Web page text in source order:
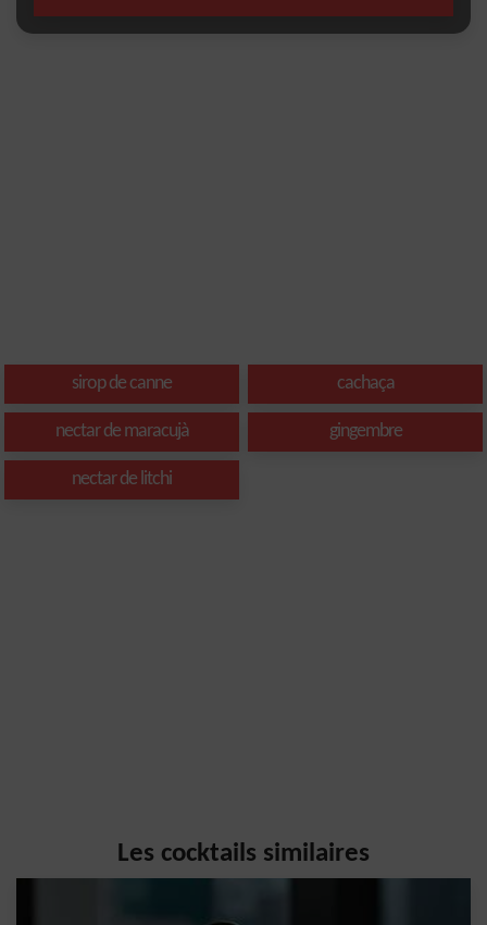
sirop de canne cachaça
nectar de maracujà gingembre
nectar de litchi
Les cocktails similaires